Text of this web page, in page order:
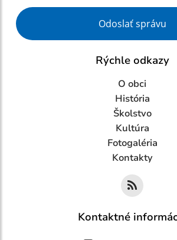
Google reCaptcha Response
Odoslať správu
Rýchle odkazy
O obci
História
Školstvo
Kultúra
Fotogaléria
Kontakty
Kontaktné